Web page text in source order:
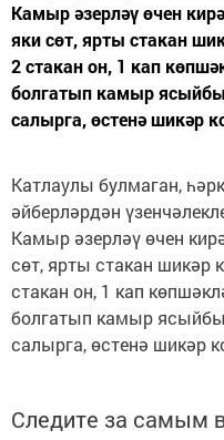
Камыр әзерләү өчен
яки сөт, ярты стакан
2 стакан он, 1 кап
болгатып камыр
салырга, өстенә шикәр
Катлаулы булмаган,
әйберләрдән
Камыр әзерләү өчен
сөт, ярты стакан шикәр
стакан он, 1 кап
болгатып камыр
салырга, өстенә шикәр
Следите за самым